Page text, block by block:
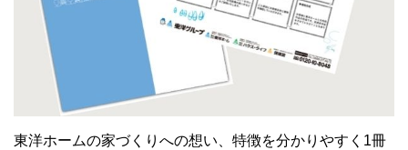
東洋ホームの家づくりへの想い、特徴を分かりやすく1冊